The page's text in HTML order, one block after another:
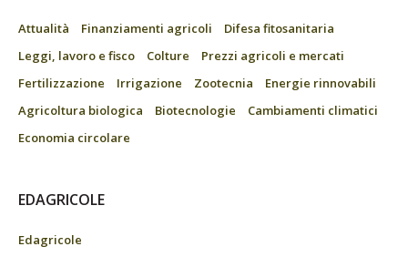
Attualità Finanziamenti agricoli
Difesa fitosanitaria
Leggi, lavoro e fisco
Colture
Prezzi agricoli e mercati
Fertilizzazione
Irrigazione Zootecnia
Energie rinnovabili
Agricoltura biologica
Biotecnologie
Cambiamenti climatici
Economia circolare
EDAGRICOLE
Edagricole